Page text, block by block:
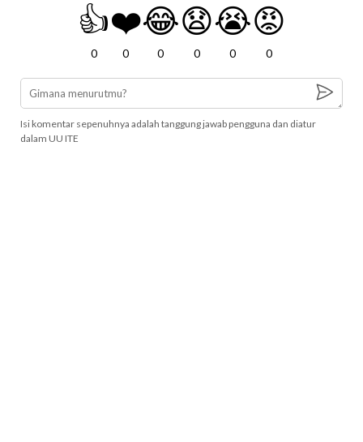
👍
0
❤️
0
😂
0
😧
0
😭
0
😡
0
Isi komentar sepenuhnya adalah tanggung jawab pengguna dan diatur
dalam UU ITE